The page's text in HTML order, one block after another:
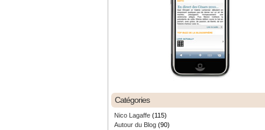
Catégories
Nico Lagaffe (115)
Autour du Blog (90)